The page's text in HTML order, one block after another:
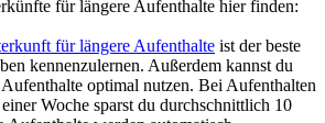
für längere Aufenthalte hier finden:
für längere Aufenthalte ist der beste
kennenzulernen. Außerdem kannst du
optimal nutzen. Bei Aufenthalten
Woche sparst du durchschnittlich 10